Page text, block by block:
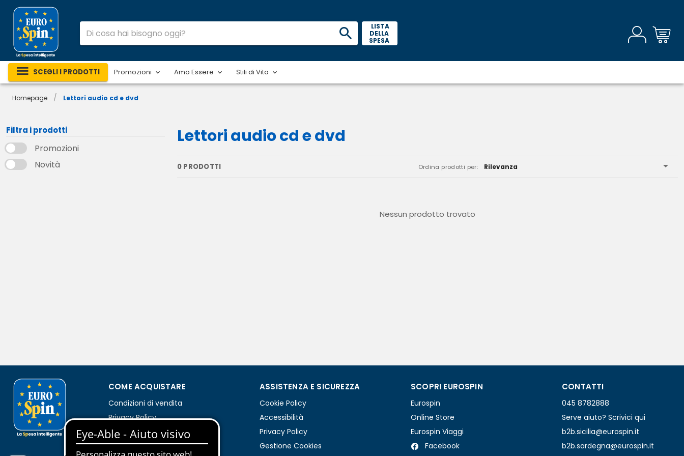
LISTA
DELLA
SPESA
SCEGLI I PRODOTTI Promozioni Amo Essere Stili di Vita
Homepage / Lettori audio cd e dvd
Filtra i prodotti
Promozioni
Novità
Lettori audio cd e dvd
0 PRODOTTI Ordina prodotti per: Rilevanza
Nessun prodotto trovato
COME ACQUISTARE
Condizioni di vendita
Privacy Policy
ASSISTENZA E SICUREZZA
Cookie Policy
Accessibilità
Privacy Policy
Gestione Cookies
SCOPRI EUROSPIN
Eurospin
Online Store
Eurospin Viaggi
Facebook
CONTATTI
045 8782888
Serve aiuto? Scrivici qui
b2b.sicilia@eurospin.it
b2b.sardegna@eurospin.it